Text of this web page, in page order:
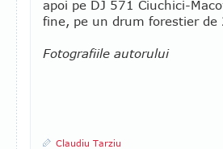
apoi pe DJ 571 Ciuchici-
fine, pe un drum forestier de
Fotografiile autorului
Claudiu Tarziu